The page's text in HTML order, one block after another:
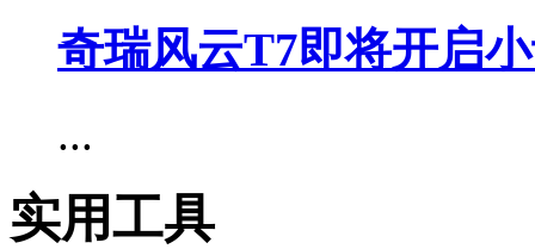
奇瑞风云T7即将开启
...
实用工具